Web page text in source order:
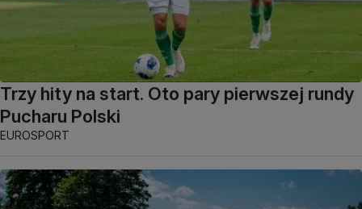
Trzy hity na start. Oto pary pierwszej rundy
Pucharu Polski
EUROSPORT